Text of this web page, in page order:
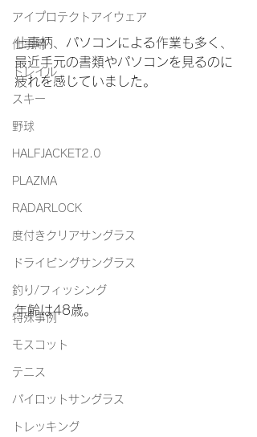
アイプロテクトアイウェア
仕事用
トレイル
スキー
野球
HALFJACKET2.0
PLAZMA
RADARLOCK
度付きクリアサングラス
ドライビングサングラス
釣り/フィッシング
特殊事例
モスコット
テニス
パイロットサングラス
トレッキング
仕事柄、パソコンによる作業も多く、
最近手元の書類やパソコンを見るのに
疲れを感じていました。
年齢は48歳。